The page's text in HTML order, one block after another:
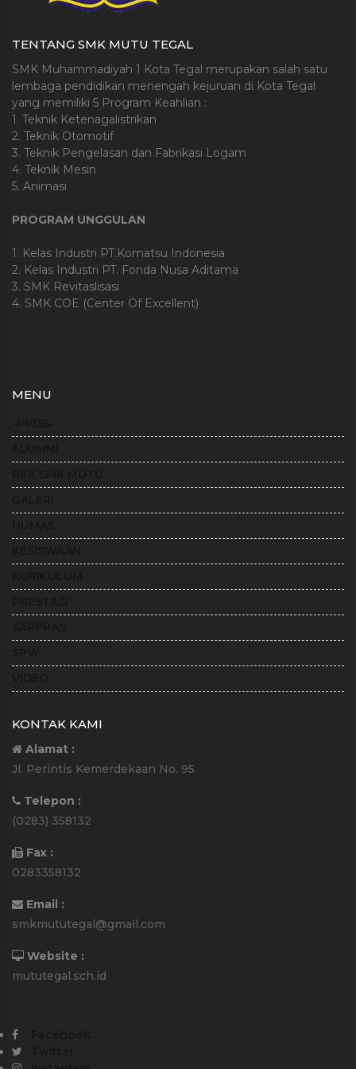
TENTANG SMK MUTU TEGAL
SMK Muhammadiyah 1 Kota Tegal merupakan salah satu
lembaga pendidikan menengah kejuruan di Kota Tegal
yang memiliki 5 Program Keahlian :
1. Teknik Ketenagalistrikan
2. Teknik Otomotif
3. Teknik Pengelasan dan Fabrikasi Logam
4. Teknik Mesin
5. Animasi
PROGRAM UNGGULAN
1. Kelas Industri PT.Komatsu Indonesia
2. Kelas Industri PT. Fonda Nusa Aditama
3. SMK Revitaslisasi
4. SMK COE (Center Of Excellent)
MENU
KONTAK KAMI
Alamat :
Jl. Perintis Kemerdekaan No. 95
Telepon :
(0283) 358132
Fax :
0283358132
Email :
smkmututegal@gmail.com
Website :
mututegal.sch.id